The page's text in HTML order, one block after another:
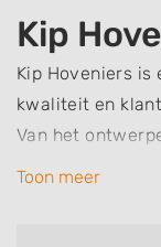
Kip
Kip Hoveniers
kwaliteit en
Van het
ik ben er van het
Toon meer